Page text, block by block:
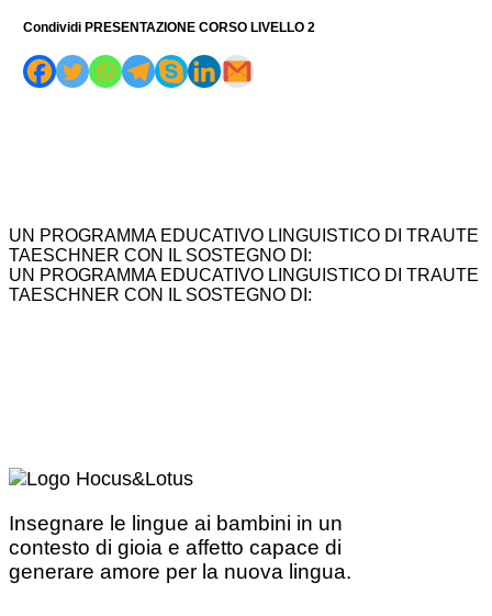
Condividi PRESENTAZIONE CORSO LIVELLO 2
UN PROGRAMMA EDUCATIVO LINGUISTICO DI TRAUTE
TAESCHNER CON IL SOSTEGNO DI:
UN PROGRAMMA EDUCATIVO LINGUISTICO DI TRAUTE
TAESCHNER CON IL SOSTEGNO DI:
Insegnare le lingue ai bambini in un
contesto di gioia e affetto capace di
generare amore per la nuova lingua.